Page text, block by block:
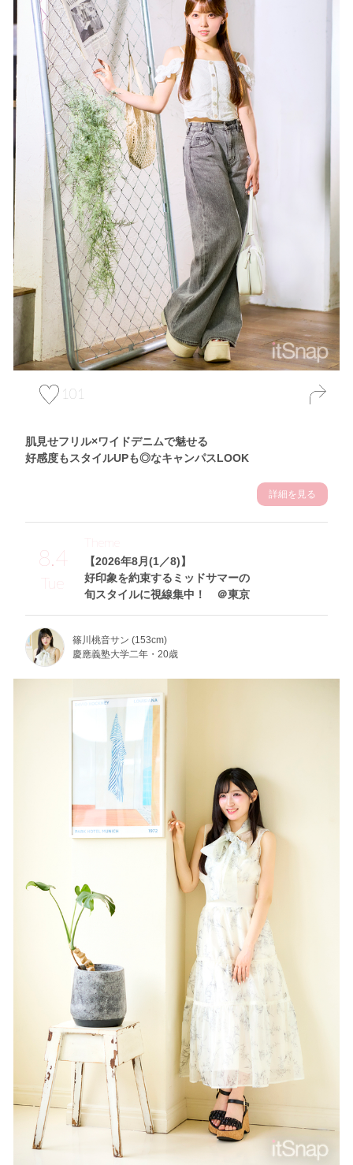
101
肌見せフリル×ワイドデニムで魅せる
好感度もスタイルUPも◎なキャンパスLOOK
詳細を見る
8.4
Tue
【2026年8月(1／8)】
好印象を約束するミッドサマーの
旬スタイルに視線集中！ ＠東京
Theme
篠川桃音サン (153cm)
慶應義塾大学二年・20歳